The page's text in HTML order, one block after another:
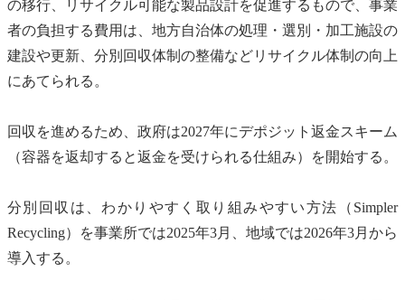
の移行、
リサイクル可能な製品設計を促進するもので、事業
者の負担する費用は、地方自治体の処理・選別・加工施設の
建設や更新、分別回収体制の整備などリサイクル体制の向上
にあてられる。
回収を進めるため、政府は2027年にデポジット返金スキーム
（容器を返却すると返金を受けられる仕組み）を開始する。
分別回収は、わかりやすく取り組みやすい方法（Simpler
Recycling）を事業所では2025年3月、地域では2026年3月から
導入する。